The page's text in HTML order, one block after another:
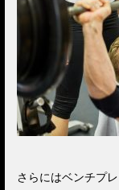
さらにはベンチプ